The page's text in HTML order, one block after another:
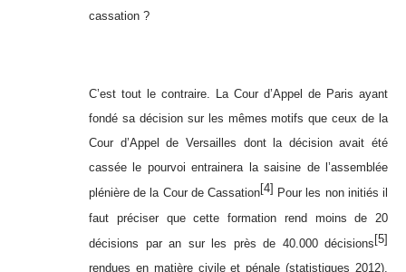
cassation ?
C’est tout le contraire. La Cour d’Appel de Paris ayant
fondé sa décision sur les mêmes motifs que ceux de la
Cour d’Appel de Versailles dont la décision avait été
cassée le pourvoi entrainera la saisine de l’assemblée
plénière de la Cour de Cassation[4] Pour les non initiés il
faut préciser que cette formation rend moins de 20
décisions par an sur les près de 40.000 décisions [5]
rendues en matière civile et pénale (statistiques 2012).